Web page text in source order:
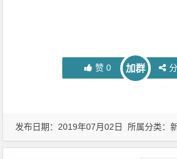
赞 0 加群
发布日期：2019年07月02日 所属分类：